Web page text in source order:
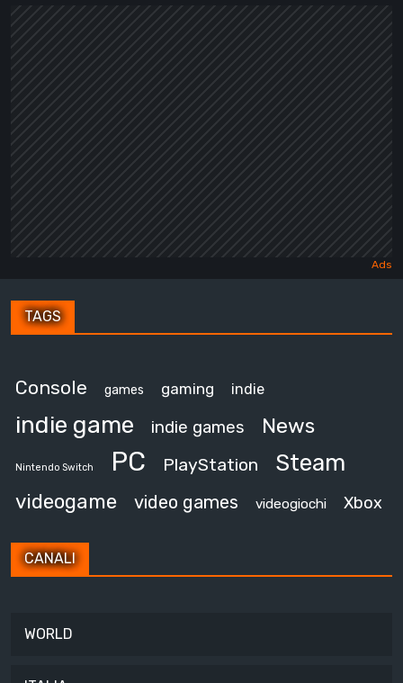
TAGS
Console games gaming indie
indie game indie games News
Nintendo Switch PC PlayStation Steam
videogame video games videogiochi Xbox
CANALI
WORLD